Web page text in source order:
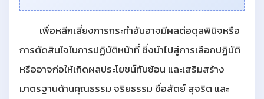
เพื่อหลีกเลี่ยงการกระทำอันอาจมีผลต่อดุลพินิจหรือ
การตัดสินใจในการปฏิบัติหน้าที่ ซึ่งนำไปสู่การเลือกปฏิบัติ
หรืออาจก่อให้เกิดผลประโยชน์ทับซ้อน และเสริมสร้าง
มาตรฐานด้านคุณธรรม จริยธรรม ซื่อสัตย์ สุจริต และ